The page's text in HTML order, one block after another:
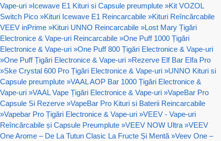
Vape-uri »Icewave E1 Kituri si Capsule preumplute »Kit VOZOL
Switch Pico »Kituri Icewave E1 Reincarcabile »Kituri Reîncărcabile
VEEV inPrime »Kituri UNNO Reincarcabile »Lost Mary Țigări
Electronice & Vape-uri Reincarcabile »One Puff 1000 Țigări
Electronice & Vape-uri »One Puff 800 Țigări Electronice & Vape-uri
»One Puff Țigări Electronice & Vape-uri »Rezerve Elf Bar Elfa Pro
»Ske Crystal 600 Pro Țigări Electronice & Vape-uri »UNNO Kituri si
Capsule preumplute »VAAL AOP Bar 1000 Țigări Electronice &
Vape-uri »VAAL Vape Țigări Electronice & Vape-uri »VapeBar Pro
Capsule Si Rezerve »VapeBar Pro Kituri si Baterii Reincarcabile
»Vapebar Pro Țigări Electronice & Vape-uri »VEEV - Vape-uri
Reîncărcabile și Capsule Preumplute »VEEV NOW Ultra »VEEV
One Arome – De La Tutun Clasic La Fructe Și Mentă »Veev One –